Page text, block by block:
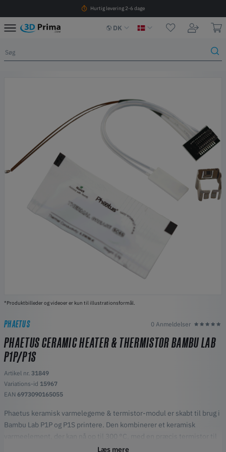
Hurtig levering 2-6 dage
DK
*Produktbilleder og videoer er kun til illustrationsformål.
PHAETUS 0 Anmeldelser
PHAETUS CERAMIC HEATER & THERMISTOR BAMBU LAB
P1P/P1S
Artikel nr. 31849
Variations-id 15967
EAN 6973090165055
Phaetus keramisk varmelegeme & termistor-modul er skabt til brug i
Bambu Lab P1P og P1S printere. Den kombinerer et keramisk
varmeelement, der kan nå op til 300 °C, med en præcis termistor til
stabil temperaturmåling. Den integrerede terminalkontakt forbedrer
Læs mere